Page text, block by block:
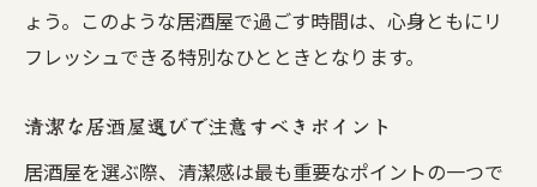
ょう。このような居酒屋で過ごす時間は、心身ともにリ
フレッシュできる特別なひとときとなります。
清潔な居酒屋選びで注意すべきポイント
居酒屋を選ぶ際、清潔感は最も重要なポイントの一つで